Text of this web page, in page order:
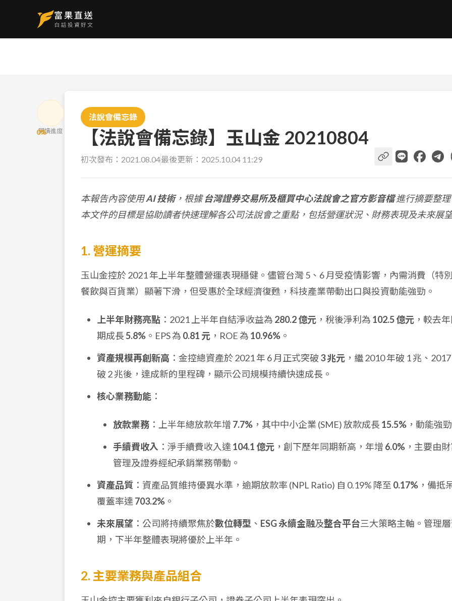
0%
閱讀進度
法說會備忘錄
【法說會備忘錄】玉山金 20210804
初次發布： 2021.08.04最後更新： 2025.10.04 11:29
本報告內容使用AI 技術，根據台灣證券交易所及櫃買中心法說會之官方影音檔進行摘要整
本文件的目標是協助讀者快速理解各公司法說會之重點，包括營運狀況、財務表現及未來展
1. 營運摘要
玉山金控於 2021 年上半年整體營運表現穩健。儘管台灣 5、6 月受疫情影響，內需消費（特
餐飲與百貨業）顯著下滑，但受惠於全球經濟復甦，科技產業帶動出口與投資動能強勁。
上半年財務亮點 ：2021 上半年自結淨收益為 280.2 億元 ，稅後淨利為 102.5 億元 ，較去
期成長5.8% 。EPS 為 0.81 元 ，ROE 為 10.96% 。
資產規模再創新高 ：金控總資產於 2021 年 6 月正式突破 3 兆元 ，繼 2010 年破 1 兆、
破 2 兆後，達成新的里程碑，顯示公司規模持續快速成長。
核心業務動能 ：
放款業務 ：上半年總放款年增 7.7% ，其中中小企業 (SME) 放款成長 15.5% ，動能強
手續費收入 ：淨手續費收入達 104.1 億元 ，創下歷年同期新高，年增 6.0% ，主要由
管理及證券經紀承銷業務帶動。
資產品質 ：資產品質維持優異水準，逾期放款率 (NPL Ratio) 自 0.19% 降至 0.17% ，備抵
覆蓋率達 703.2% 。
未來展望 ：公司將持續聚焦於數位轉型 、 ESG 永續金融及整合平台三大策略主軸。管理
期，下半年整體表現將優於上半年。
2. 主要業務與產品組合